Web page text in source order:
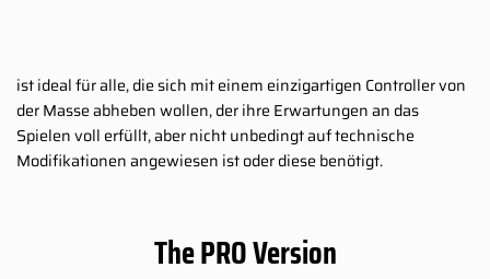
ist ideal für alle, die sich mit einem einzigartigen Controller von
der Masse abheben wollen, der ihre Erwartungen an das
Spielen voll erfüllt, aber nicht unbedingt auf technische
Modifikationen angewiesen ist oder diese benötigt.
The PRO Version